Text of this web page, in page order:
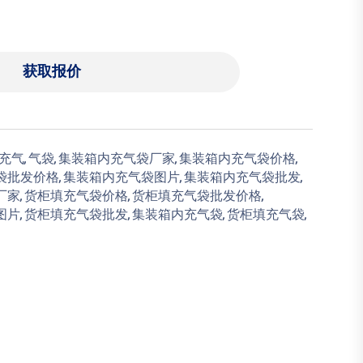
获取报价
充气,气袋,集装箱内充气袋厂家,集装箱内充气袋价格,
批发价格,集装箱内充气袋图片,集装箱内充气袋批发,
家,货柜填充气袋价格,货柜填充气袋批发价格,
片,货柜填充气袋批发,集装箱内充气袋,货柜填充气袋,